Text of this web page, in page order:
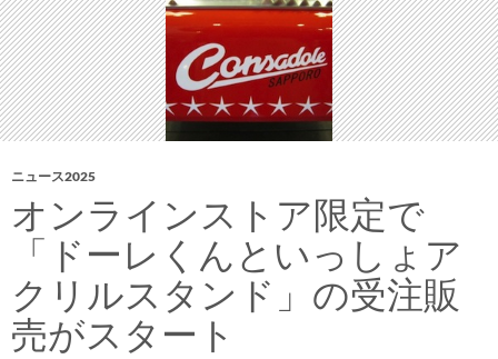
企
と
し
て
「CONSA
の
沢」
ニュース2025
オンラインストア限定で
「ドーレくんといっしょア
クリルスタンド」の受注販
売がスタート